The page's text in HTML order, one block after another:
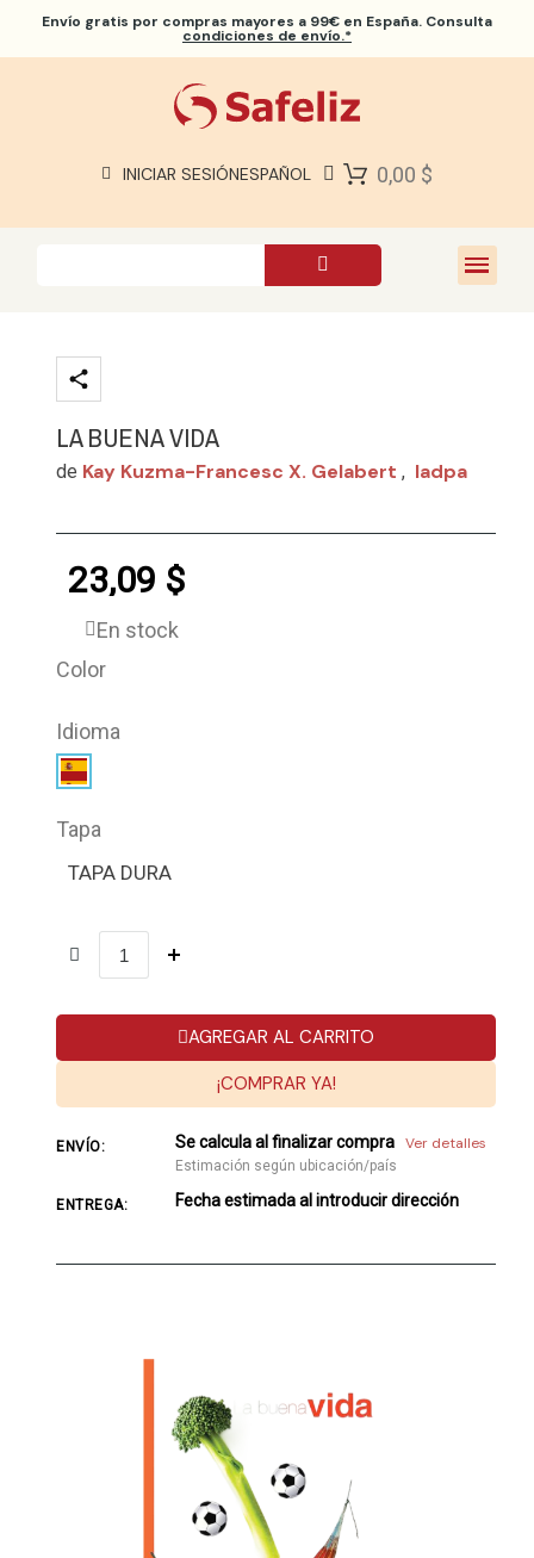
Envío gratis por compras mayores a 99€ en España. Consulta
condiciones de envío.*
INICIAR SESIÓNESPAÑOL 0,00 $
LA BUENA VIDA
de Kay Kuzma-Francesc X. Gelabert , Iadpa
23,09 $
En stock
Color
Idioma
Tapa
TAPA DURA
AGREGAR AL CARRITO
¡COMPRAR YA!
ENVÍO: Se calcula al finalizar compra Ver detalles
Estimación según ubicación/país
ENTREGA: Fecha estimada al introducir dirección